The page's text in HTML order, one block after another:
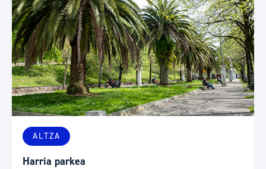
ALTZA
Harria parkea